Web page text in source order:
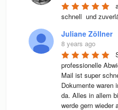
schnell  und
Juliane Zöllner
8 years ago
professionelle
Mail ist super
Dokumente waren
da. Alles in allem
werde gern wieder